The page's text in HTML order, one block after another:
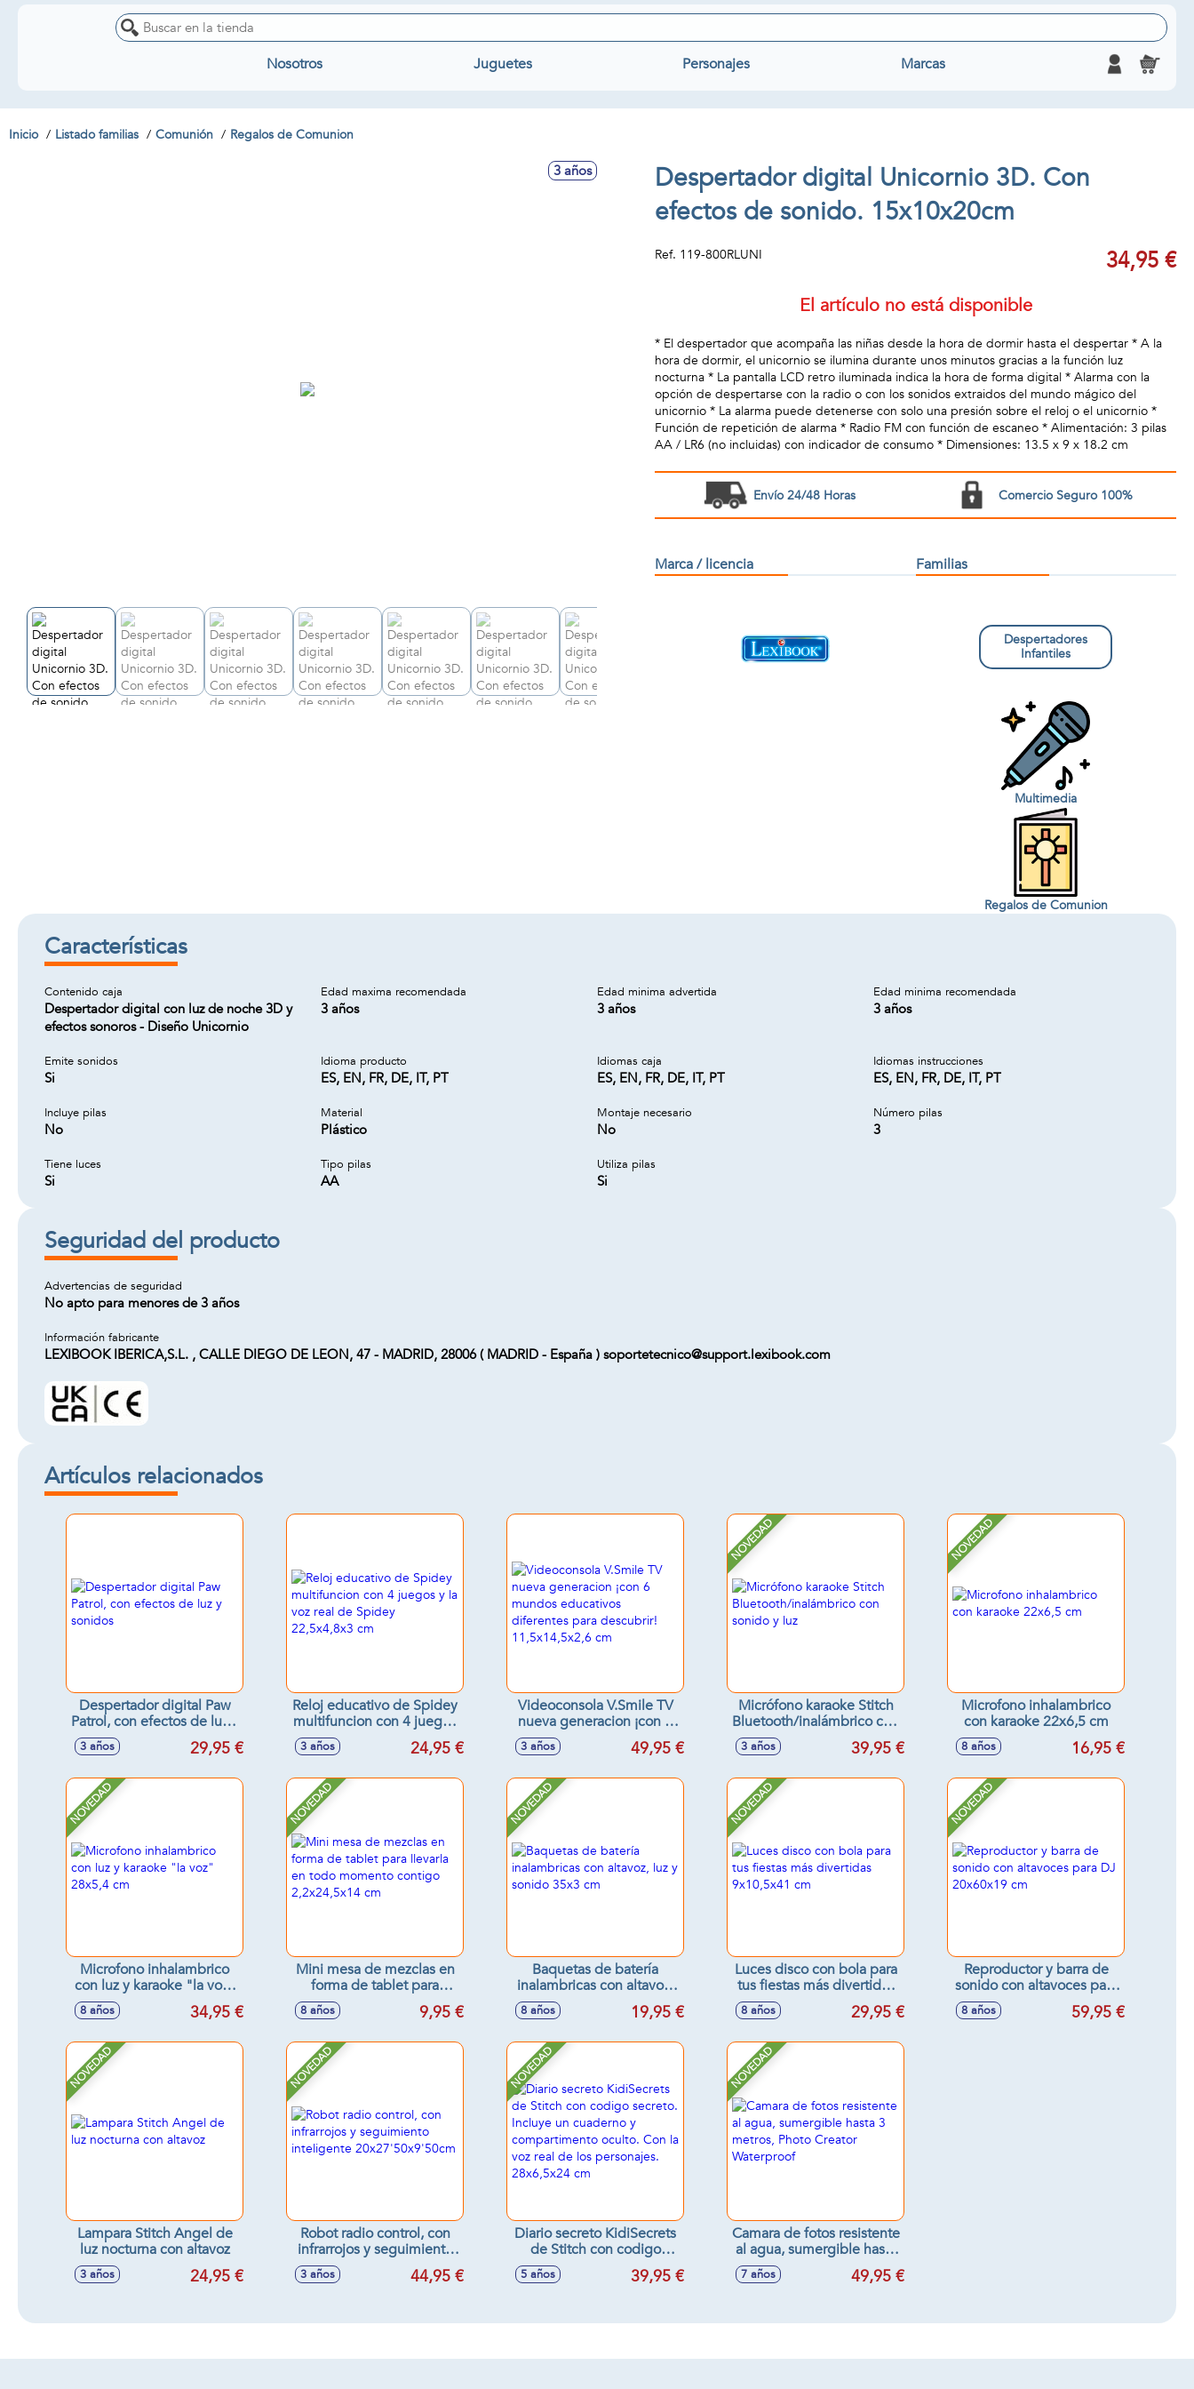
Nosotros Juguetes Personajes Marcas
Inicio Listado familias Comunión Regalos de Comunion
3 años
Despertador digital Unicornio 3D. Con
efectos de sonido. 15x10x20cm
Ref. 119-800RLUNI 34,95 €
El artículo no está disponible
* El despertador que acompaña las niñas desde la hora de dormir hasta el despertar * A la
hora de dormir, el unicornio se ilumina durante unos minutos gracias a la función luz
nocturna * La pantalla LCD retro iluminada indica la hora de forma digital * Alarma con la
opción de despertarse con la radio o con los sonidos extraidos del mundo mágico del
unicornio * La alarma puede detenerse con solo una presión sobre el reloj o el unicornio *
Función de repetición de alarma * Radio FM con función de escaneo * Alimentación: 3 pilas
AA / LR6 (no incluidas) con indicador de consumo * Dimensiones: 13.5 x 9 x 18.2 cm
Envío 24/48 Horas Comercio Seguro 100%
Marca / licencia Familias
Despertadores
Infantiles
Multimedia
Regalos de Comunion
Características
Contenido caja
Despertador digital con luz de noche 3D y
efectos sonoros - Diseño Unicornio
Edad maxima recomendada
3 años
Edad minima advertida
3 años
Edad minima recomendada
3 años
Emite sonidos
Si
Idioma producto
ES, EN, FR, DE, IT, PT
Idiomas caja
ES, EN, FR, DE, IT, PT
Idiomas instrucciones
ES, EN, FR, DE, IT, PT
Incluye pilas
No
Material
Plástico
Montaje necesario
No
Número pilas
3
Tiene luces
Si
Tipo pilas
AA
Utiliza pilas
Si
Seguridad del producto
Advertencias de seguridad
No apto para menores de 3 años
Información fabricante
LEXIBOOK IBERICA,S.L. , CALLE DIEGO DE LEON, 47 - MADRID, 28006 ( MADRID - España ) soportetecnico@support.lexibook.com
Artículos relacionados
Despertador digital Paw
Patrol, con efectos de luz y
3 años 29,95 €
Reloj educativo de Spidey
multifuncion con 4 juegos
y la voz real de Spidey
22,5x4,8x3 cm
3 años 24,95 €
Videoconsola V.Smile TV
nueva generacion ¡con 6
mundos educativos
diferentes para descubrir!
3 años 49,95 €
NOVEDAD
Micrófono karaoke Stitch
Bluetooth/inalámbrico con
sonido y luz
3 años 39,95 €
NOVEDAD
Microfono inhalambrico
con karaoke 22x6,5 cm
8 años 16,95 €
NOVEDAD
Microfono inhalambrico
con luz y karaoke "la voz"
8 años 34,95 €
NOVEDAD
Mini mesa de mezclas en
forma de tablet para
llevarla en todo momento
contigo 2,2x24,5x14 cm
8 años 9,95 €
NOVEDAD
Baquetas de batería
inalambricas con altavoz,
luz y sonido 35x3 cm
8 años 19,95 €
NOVEDAD
Luces disco con bola para
tus fiestas más divertidas
9x10,5x41 cm
8 años 29,95 €
NOVEDAD
Reproductor y barra de
sonido con altavoces para
DJ 20x60x19 cm
8 años 59,95 €
NOVEDAD
Lampara Stitch Angel de
luz nocturna con altavoz
3 años 24,95 €
NOVEDAD
Robot radio control, con
infrarrojos y seguimiento
20x27'50x9'50cm
3 años 44,95 €
NOVEDAD
Diario secreto KidiSecrets
de Stitch con codigo
secreto. Incluye un
cuaderno y
personajes. 28x6,5x24 cm
5 años 39,95 €
NOVEDAD
Camara de fotos resistente
al agua, sumergible hasta
3 metros, Photo Creator
Waterproof
7 años 49,95 €